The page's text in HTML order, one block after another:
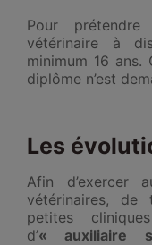
Pour
vétérinaire à
minimum 16 ans.
diplôme n’est
Les
Afin d’exercer
vétérinaires,
petites
d’« auxiliaire